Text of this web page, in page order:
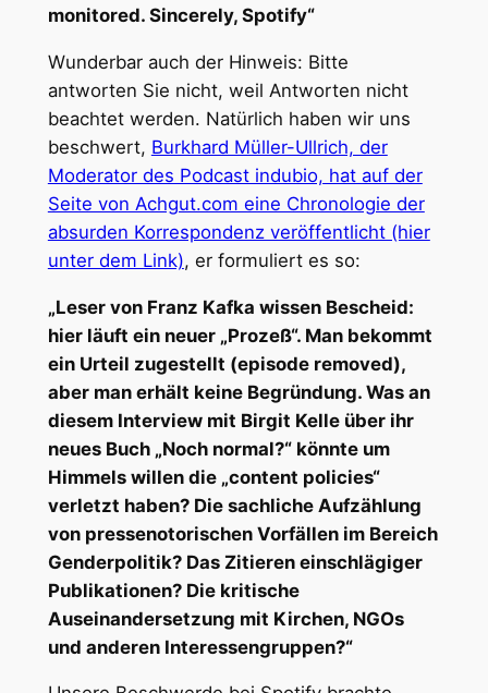
monitored. Sincerely, Spotify“
Wunderbar auch der Hinweis: Bitte
antworten Sie nicht, weil Antworten nicht
beachtet werden. Natürlich haben wir uns
beschwert, Burkhard Müller-Ullrich, der
Moderator des Podcast indubio, hat auf der
Seite von Achgut.com eine Chronologie der
absurden Korrespondenz veröffentlicht (hier
unter dem Link), er formuliert es so:
„Leser von Franz Kafka wissen Bescheid:
hier läuft ein neuer „Prozeß“. Man bekommt
ein Urteil zugestellt (episode removed),
aber man erhält keine Begründung. Was an
diesem Interview mit Birgit Kelle über ihr
neues Buch „Noch normal?“ könnte um
Himmels willen die „content policies“
verletzt haben? Die sachliche Aufzählung
von pressenotorischen Vorfällen im Bereich
Genderpolitik? Das Zitieren einschlägiger
Publikationen? Die kritische
Auseinandersetzung mit Kirchen, NGOs
und anderen Interessengruppen?“